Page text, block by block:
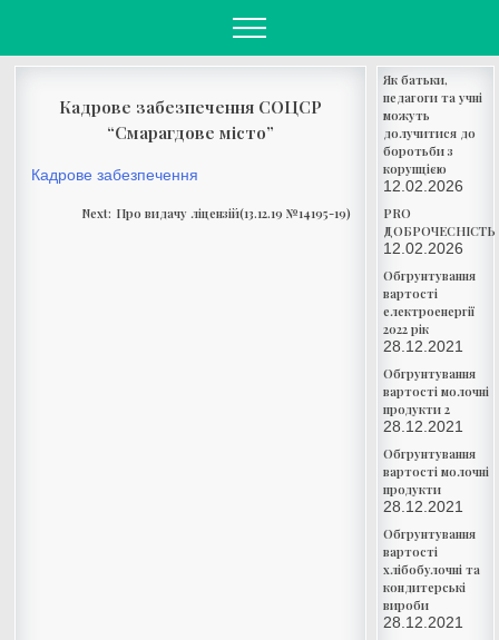
Кадрове забезпечення СОЦСР
“Смарагдове місто”
Кадрове забезпечення
НавігаціяNext: Про видачу ліцензій(13.12.19 №14195-19)
Як батьки,
педагоги та учні
можуть
долучитися до
боротьби з
корупцією
12.02.2026
PRO
ДОБРОЧЕСНІСТЬ
12.02.2026
Обгрунтування
вартості
електроенергії
2022 рік
28.12.2021
Обгрунтування
вартості молочні
продукти 2
28.12.2021
Обгрунтування
вартості молочні
продукти
28.12.2021
Обгрунтування
вартості
хлібобулочні та
кондитерські
вироби
28.12.2021